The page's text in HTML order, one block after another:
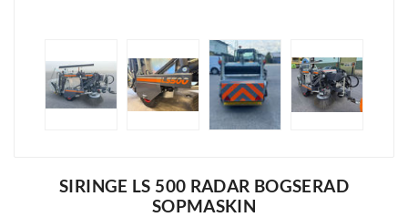
SIRINGE LS 500 RADAR BOGSERAD
SOPMASKIN